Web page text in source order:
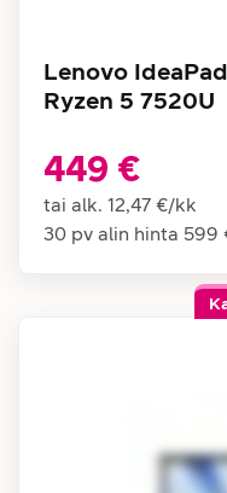
Lenovo
Ryzen 5 7520U
449 €
tai alk. 12,47 €/kk
30 pv alin hinta 599